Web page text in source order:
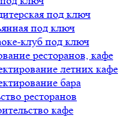
под ключ
под ключ
клуб под ключ
ресторанов, кафе
летних кафе
бара
ресторанов
кафе